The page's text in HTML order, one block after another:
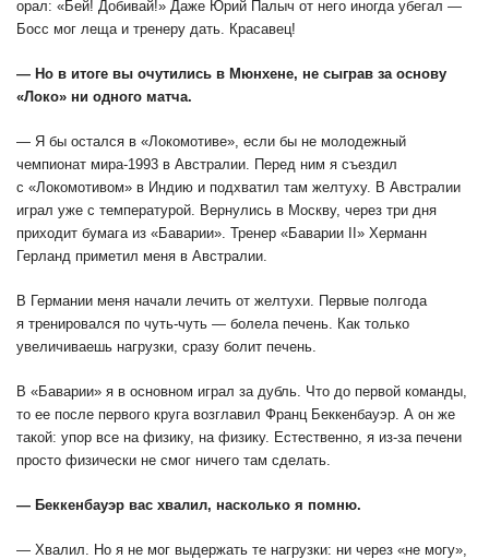
орал: «Бей! Добивай!» Даже Юрий Палыч от него иногда убегал —
Босс мог леща и тренеру дать. Красавец!
— Но в итоге вы очутились в Мюнхене, не сыграв за основу
«Локо» ни одного матча.
— Я бы остался в «Локомотиве», если бы не молодежный
чемпионат мира-1993 в Австралии. Перед ним я съездил
с «Локомотивом» в Индию и подхватил там желтуху. В Австралии
играл уже с температурой. Вернулись в Москву, через три дня
приходит бумага из «Баварии». Тренер «Баварии II» Херманн
Герланд приметил меня в Австралии.
В Германии меня начали лечить от желтухи. Первые полгода
я тренировался по чуть-чуть — болела печень. Как только
увеличиваешь нагрузки, сразу болит печень.
В «Баварии» я в основном играл за дубль. Что до первой команды,
то ее после первого круга возглавил Франц Беккенбауэр. А он же
такой: упор все на физику, на физику. Естественно, я из-за печени
просто физически не смог ничего там сделать.
— Беккенбауэр вас хвалил, насколько я помню.
— Хвалил. Но я не мог выдержать те нагрузки: ни через «не могу»,